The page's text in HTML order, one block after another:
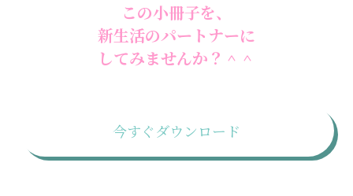
この小冊子を、
新生活のパートナーに
してみませんか？＾＾
今すぐダウンロード